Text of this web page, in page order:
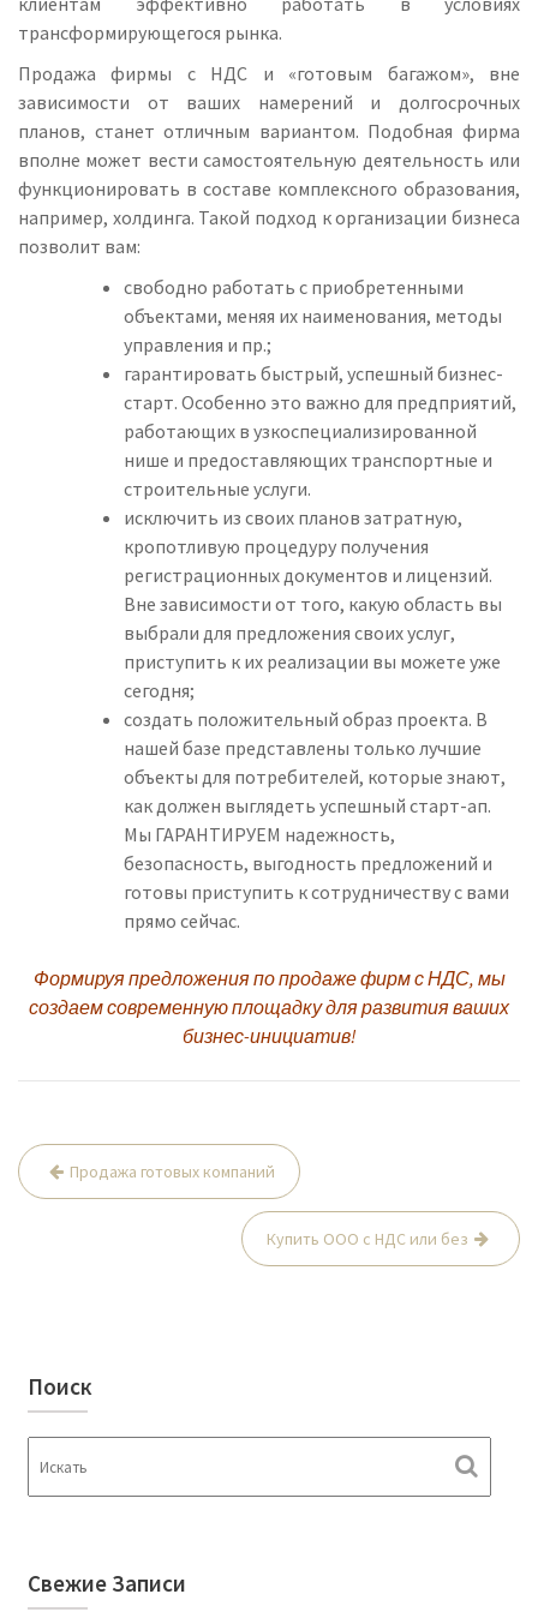
трансформирующегося рынка.
Продажа фирмы с НДС и «готовым багажом», вне
зависимости от ваших намерений и долгосрочных
планов, станет отличным вариантом. Подобная фирма
вполне может вести самостоятельную деятельность или
функционировать в составе комплексного образования,
например, холдинга. Такой подход к организации бизнеса
позволит вам:
свободно работать с приобретенными
объектами, меняя их наименования, методы
управления и пр.;
гарантировать быстрый, успешный бизнес-
старт. Особенно это важно для предприятий,
работающих в узкоспециализированной
нише и предоставляющих транспортные и
строительные услуги.
исключить из своих планов затратную,
кропотливую процедуру получения
регистрационных документов и лицензий.
Вне зависимости от того, какую область вы
выбрали для предложения своих услуг,
приступить к их реализации вы можете уже
сегодня;
создать положительный образ проекта. В
нашей базе представлены только лучшие
объекты для потребителей, которые знают,
как должен выглядеть успешный старт-ап.
Мы ГАРАНТИРУЕМ надежность,
безопасность, выгодность предложений и
готовы приступить к сотрудничеству с вами
прямо сейчас.
Формируя предложения по продаже фирм с НДС, мы
создаем современную площадку для развития ваших
бизнес-инициатив!
Н
ц
и
п
з
Продажа готовых компаний
Купить ООО с НДС или без
Поиск
Свежие Записи